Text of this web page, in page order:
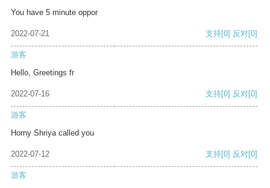
You have 5 minute oppor
2022-07-21 支持[0] 反对[0]
游客
Hello, Greetings fr
2022-07-16 支持[0] 反对[0]
游客
Horny Shriya called you
2022-07-12 支持[0] 反对[0]
游客